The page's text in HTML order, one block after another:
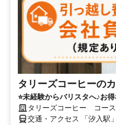
タリーズコーヒーの
⭐未経験からバリスタへ♪お
タリーズコーヒー コー
交通・アクセス 「汐入駅